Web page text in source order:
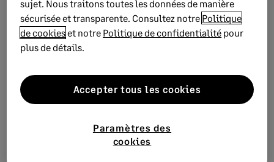
pré-comptabilité, la pré-gestion RH permet…
Lire les notes de l'épisode
sujet. Nous traitons toutes les données de manière
sécurisée et transparente. Consultez notre Politique
de cookieset notre Politique de confidentialité pour
plus de détails.
Paramètres des
cookies
Accepter tous les cookies